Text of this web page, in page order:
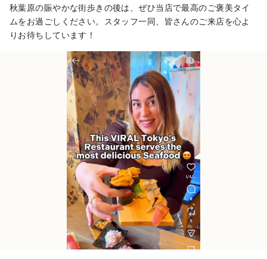
秋葉原の賑やかな街歩きの後は、ぜひ当店で最高のご褒美タイ
ムをお過ごしください。スタッフ一同、皆さんのご来店を心よ
りお待ちしています！